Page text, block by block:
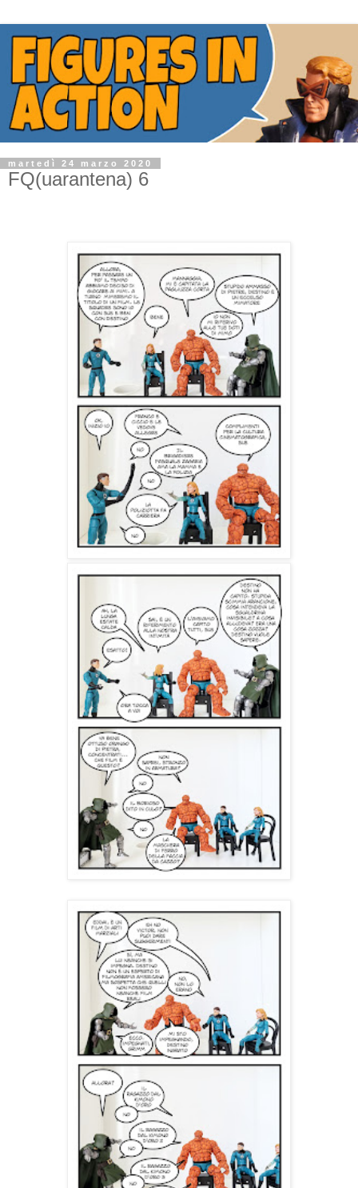
martedì 24 marzo 2020
FQ(uarantena) 6